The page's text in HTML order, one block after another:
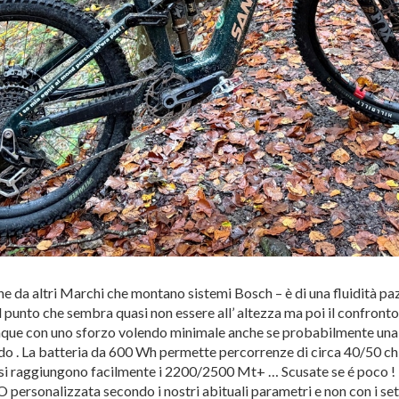
da altri Marchi che montano sistemi Bosch – è di una fluidità
che sembra quasi non essere all’ altezza ma poi il
con uno sforzo volendo minimale anche se probabilmente
. La batteria da 600 Wh permette percorrenze di circa 40/50
facilmente i 2200/2500 Mt+ … Scusate se é poco !
personalizzata secondo i nostri abituali parametri e non con i